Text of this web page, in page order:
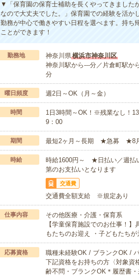
▼「保育園の保育士補助を長くやってきました
なので大丈夫でした。」保育園での経験を活
勤務が中心で働きやすい日程を選べます。持ち
ことができます！
勤務地 神奈川県横浜市神奈川区
神奈川駅から---分／片倉町駅か
分
曜日頻度 週2日～OK（月～金）
時間
1日3時間～OK！※残業なし！
9：00
期間 最短2ヶ月～長期 ★急募 ★8月
時給
時給1600円～ ★日払い／週払
第のお支払いとなります
交通費
交通費全額支給 ※規定あり
仕事内容
その他医療・介護・保育系
【学童保育施設でのお仕事！
もたちのお迎え ・子どもたち
応募資格
職種未経験OK / ブランクOK /
下記資格をお持ちの方〈対象資
齢不問・ブランクOK＊履歴書